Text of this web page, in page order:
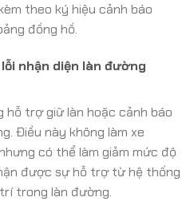
theo ký hiệu cảnh báo
đồng hồ.
nhận diện làn đường
hỗ trợ giữ làn hoặc cảnh báo
Điều này không làm xe
có thể làm giảm mức độ
được sự hỗ trợ từ hệ thống
trong làn đường.